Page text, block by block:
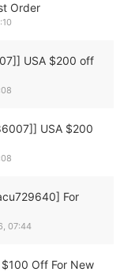
Order
USA $200 off
USA $200
For
07:44
Off For New